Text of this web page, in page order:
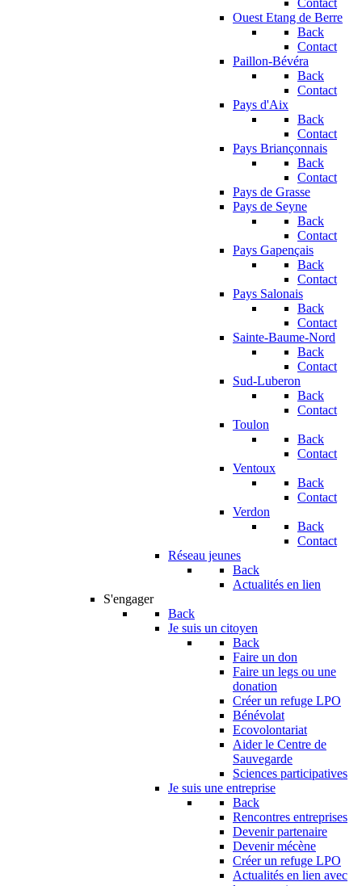
Contact
Ouest Etang de Berre
Back
Contact
Paillon-Bévéra
Back
Contact
Pays d'Aix
Back
Contact
Pays Briançonnais
Back
Contact
Pays de Grasse
Pays de Seyne
Back
Contact
Pays Gapençais
Back
Contact
Pays Salonais
Back
Contact
Sainte-Baume-Nord
Back
Contact
Sud-Luberon
Back
Contact
Toulon
Back
Contact
Ventoux
Back
Contact
Verdon
Back
Contact
Réseau jeunes
Back
Actualités en lien
S'engager
Back
Je suis un citoyen
Back
Faire un don
Faire un legs ou une
donation
Créer un refuge LPO
Bénévolat
Ecovolontariat
Aider le Centre de
Sauvegarde
Sciences participatives
Je suis une entreprise
Back
Rencontres entreprises
Devenir partenaire
Devenir mécène
Créer un refuge LPO
Actualités en lien avec